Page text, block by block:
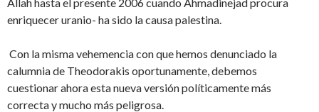
enriquecer uranio- ha sido la causa palestina.
Con la misma vehemencia con que hemos denunciado la
calumnia de Theodorakis oportunamente, debemos
cuestionar ahora esta nueva versión políticamente más
correcta y mucho más peligrosa.